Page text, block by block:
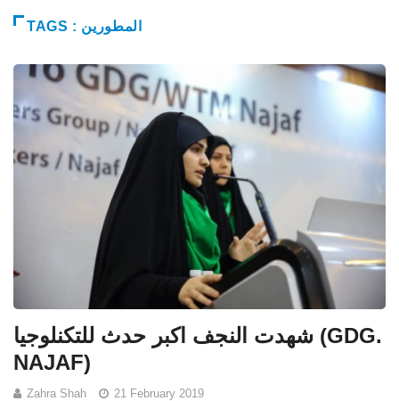
TAGS : المطورين
شهدت النجف اكبر حدث للتكنلوجيا (GDG.
NAJAF)
Zahra Shah 21 February 2019